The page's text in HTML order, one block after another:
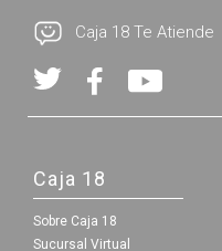
Caja 18 Te Atiende
Caja 18
Sobre Caja 18
Sucursal Virtual